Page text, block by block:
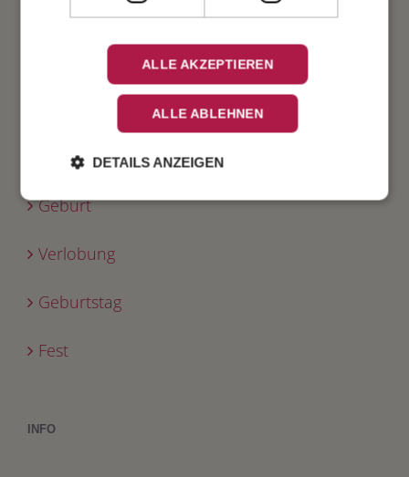
Taufe
Geburt
Verlobung
Geburtstag
Fest
INFO
ALLE AKZEPTIEREN
ALLE ABLEHNEN
DETAILS ANZEIGEN